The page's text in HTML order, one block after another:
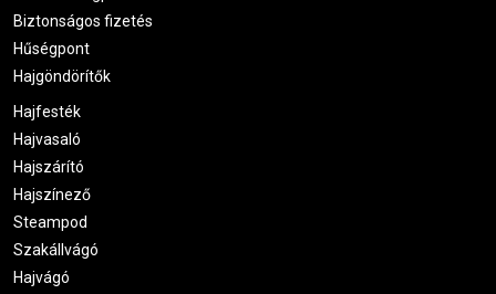
Biztonságos fizetés
Hűségpont
Hajgöndörítők
Hajfesték
Hajvasaló
Hajszárító
Hajszínező
Steampod
Szakállvágó
Hajvágó